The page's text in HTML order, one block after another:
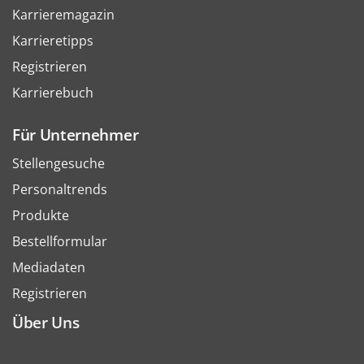
Karrieremagazin
Karrieretipps
Registrieren
Karrierebuch
Für Unternehmer
Stellengesuche
Personaltrends
Produkte
Bestellformular
Mediadaten
Registrieren
Über Uns